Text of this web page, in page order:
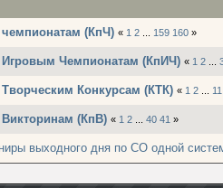
(КпЧ) « 1 2 159 160 »
Игровым Чемпионатам (КпИЧ) « 1 2
Конкурсам (КТК) « 1 2 11
(КпВ) « 1 2 40 41 »
выходного дня по СО одной